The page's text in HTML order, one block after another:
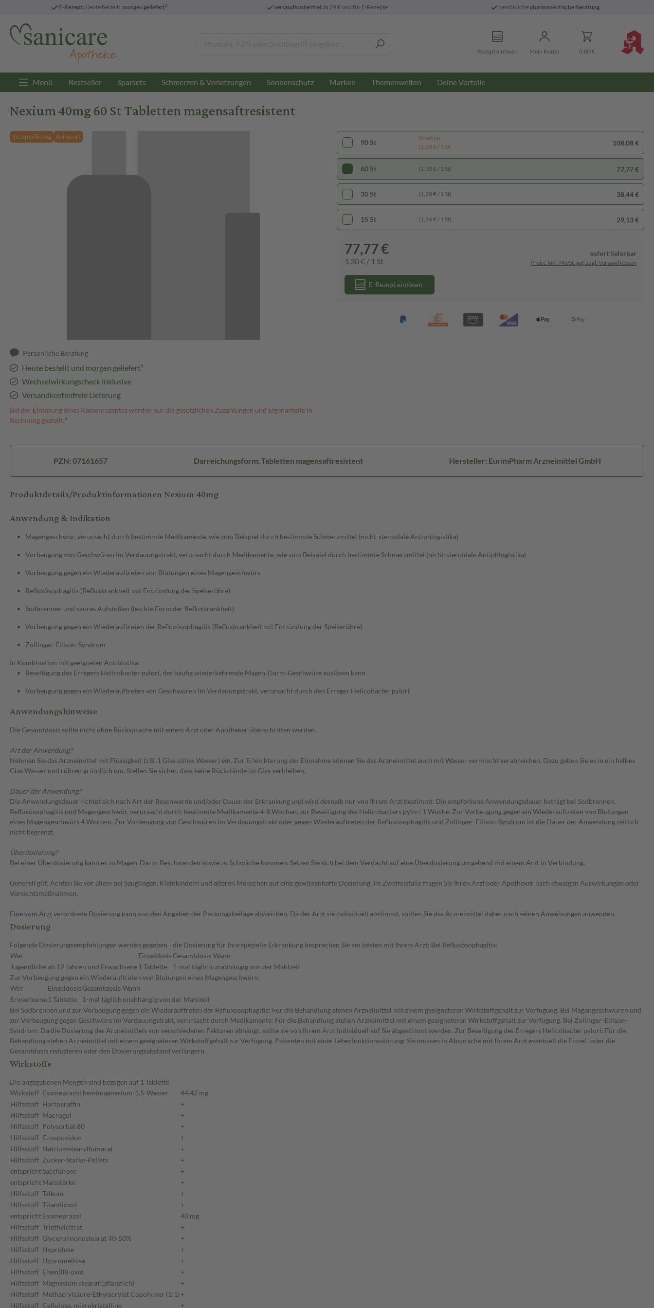
E-Rezept: Heute bestellt, morgen geliefert3 versandkostenfreiab 29 € und für E-Rezepte persönliche pharmazeutische Beratung
Rezept einlösen Mein Konto 0,00 €
Menü Bestseller Sparsets Schmerzen & Verletzungen Sonnenschutz Marken Themenwelten Deine Vorteile
Nexium 40mg 60 St Tabletten magensaftresistent
Rezeptpflichtig Reimport
Persönliche Beratung
Heute bestellt und morgen geliefert³
Wechselwirkungscheck inklusive
Versandkostenfreie Lieferung
Bei der Einlösung eines Kassenrezeptes werden nur die gesetzlichen Zuzahlungen und Eigenanteile in
Rechnung gestellt.⁴
90 St
Spartipp
(1,20 € / 1 St)
108,08 €
60 St (1,30 € / 1 St) 77,77 €
30 St (1,28 € / 1 St) 38,44 €
15 St (1,94 € / 1 St) 29,13 €
77,77 €
1,30 € / 1 St
sofort lieferbar
Preise inkl. MwSt. ggf. zzgl. Versandkosten
E-Rezept einlösen
PZN: 07161657 Darreichungsform: Tabletten magensaftresistent Hersteller: EurimPharm Arzneimittel GmbH
Produktdetails/Produktinformationen Nexium 40mg
Anwendung & Indikation
Magengeschwür, verursacht durch bestimmte Medikamente, wie zum Beispiel durch bestimmte Schmerzmittel (nicht-steroidale Antiphlogistika)
Vorbeugung von Geschwüren im Verdauungstrakt, verursacht durch Medikamente, wie zum Beispiel durch bestimmte Schmerzmittel (nicht-steroidale Antiphlogistika)
Vorbeugung gegen ein Wiederauftreten von Blutungen eines Magengeschwürs
Refluxösophagitis (Refluxkrankheit mit Entzündung der Speiseröhre)
Sodbrennen und saures Aufstoßen (leichte Form der Refluxkrankheit)
Vorbeugung gegen ein Wiederauftreten der Refluxösophagitis (Refluxkrankheit mit Entzündung der Speiseröhre)
Zollinger-Ellison-Syndrom
In Kombination mit geeigneten Antibiotika:
Beseitigung des Erregers Helicobacter pylori, der häufig wiederkehrende Magen-Darm-Geschwüre auslösen kann
Vorbeugung gegen ein Wiederauftreten von Geschwüren im Verdauungstrakt, verursacht durch den Erreger Helicobacter pylori
Anwendungshinweise
Die Gesamtdosis sollte nicht ohne Rücksprache mit einem Arzt oder Apotheker überschritten werden.
Art der Anwendung?
Nehmen Sie das Arzneimittel mit Flüssigkeit (z.B. 1 Glas stilles Wasser) ein. Zur Erleichterung der Einnahme können Sie das Arzneimittel auch mit Wasser vermischt verabreichen. Dazu geben Sie es in ein halbes
Glas Wasser und rühren gründlich um. Stellen Sie sicher, dass keine Rückstände im Glas verbleiben.
Dauer der Anwendung?
Die Anwendungsdauer richtet sich nach Art der Beschwerde und/oder Dauer der Erkrankung und wird deshalb nur von Ihrem Arzt bestimmt. Die empfohlene Anwendungsdauer beträgt bei Sodbrennen,
Refluxösophagitis und Magengeschwür, verursacht durch bestimmte Medikamente 4-8 Wochen, zur Beseitigung des Helicobacters pylori 1 Woche. Zur Vorbeugung gegen ein Wiederauftreten von Blutungen
eines Magengeschwürs 4 Wochen. Zur Vorbeugung von Geschwüren im Verdauungstrakt oder gegen Wiederauftreten der Refluxösophagitis und Zollinger-Ellison-Syndrom ist die Dauer der Anwendung zeitlich
nicht begrenzt.
Überdosierung?
Bei einer Überdosierung kann es zu Magen-Darm-Beschwerden sowie zu Schwäche kommen. Setzen Sie sich bei dem Verdacht auf eine Überdosierung umgehend mit einem Arzt in Verbindung.
Generell gilt: Achten Sie vor allem bei Säuglingen, Kleinkindern und älteren Menschen auf eine gewissenhafte Dosierung. Im Zweifelsfalle fragen Sie Ihren Arzt oder Apotheker nach etwaigen Auswirkungen oder
Vorsichtsmaßnahmen.
Eine vom Arzt verordnete Dosierung kann von den Angaben der Packungsbeilage abweichen. Da der Arzt sie individuell abstimmt, sollten Sie das Arzneimittel daher nach seinen Anweisungen anwenden.
Dosierung
Folgende Dosierungsempfehlungen werden gegeben - die Dosierung für Ihre spezielle Erkrankung besprechen Sie am besten mit Ihrem Arzt: Bei Refluxösophagitis:
Wer
Einzeldosis Gesamtdosis Wann
Jugendliche ab 12 Jahren und Erwachsene 1 Tablette 1-mal täglich unabhängig von der Mahlzeit
Zur Vorbeugung gegen ein Wiederauftreten von Blutungen eines Magengeschwürs:
Wer
Einzeldosis Gesamtdosis Wann
Erwachsene 1 Tablette 1-mal täglich unabhängig von der Mahlzeit
Bei Sodbrennen und zur Vorbeugung gegen ein Wiederauftreten der Refluxösophagitis: Für die Behandlung stehen Arzneimittel mit einem geeigneteren Wirkstoffgehalt zur Verfügung. Bei Magengeschwüren und
zur Vorbeugung gegen Geschwüre im Verdauungstrakt, verursacht durch Medikamente: Für die Behandlung stehen Arzneimittel mit einem geeigneteren Wirkstoffgehalt zur Verfügung. Bei Zollinger-Ellison-
Syndrom: Da die Dosierung des Arzneimittels von verschiedenen Faktoren abhängt, sollte sie von Ihrem Arzt individuell auf Sie abgestimmt werden. Zur Beseitigung des Erregers Helicobacter pylori: Für die
Behandlung stehen Arzneimittel mit einem geeigneteren Wirkstoffgehalt zur Verfügung. Patienten mit einer Leberfunktionsstörung: Sie müssen in Absprache mit Ihrem Arzt eventuell die Einzel- oder die
Gesamtdosis reduzieren oder den Dosierungsabstand verlängern.
Wirkstoffe
Die angegebenen Mengen sind bezogen auf 1 Tablette
Wirkstoff Esomeprazol hemimagnesium-1,5-Wasser
44,42 mg
Hilfsstoff Hartparaffin
+
Hilfsstoff Macrogol
+
Hilfsstoff Polysorbat 80
+
Hilfsstoff Crospovidon
+
Hilfsstoff Natriumstearylfumarat
+
Hilfsstoff Zucker-Stärke-Pellets
+
entsprichtSaccharose
+
entsprichtMaisstärke
+
Hilfsstoff Talkum
+
Hilfsstoff Titandioxid
+
entsprichtEsomeprazol
40 mg
Hilfsstoff Triethylcitrat
+
Hilfsstoff Glycerolmonostearat 40-50%
+
Hilfsstoff Hyprolose
+
Hilfsstoff Hypromellose
+
Hilfsstoff Eisen(III)-oxid
+
Hilfsstoff Magnesium stearat (pflanzlich)
+
Hilfsstoff Methacrylsäure-Ethylacrylat Copolymer (1:1) +
Hilfsstoff Cellulose, mikrokristalline +